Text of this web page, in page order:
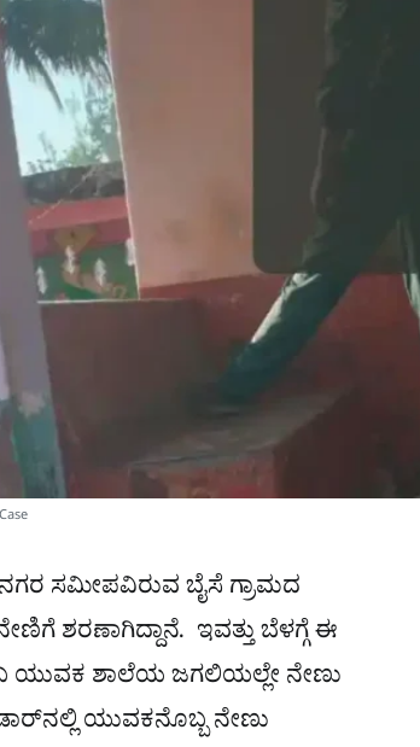
ಸಮೀಪವಿರುವ ಬೈಸೆ ಗ್ರಾಮದ
ಶರಣಾಗಿದ್ದಾನೆ. ಇವತ್ತು ಬೆಳಗ್ಗೆ ಈ
ಶಾಲೆಯ ಜಗಲಿಯಲ್ಲೇ ನೇಣು
ಯುವಕನೊಬ್ಬ ನೇಣು